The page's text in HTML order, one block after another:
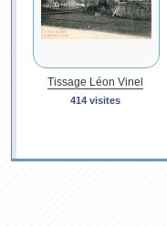
Tissage Léon Vinel
414 visites